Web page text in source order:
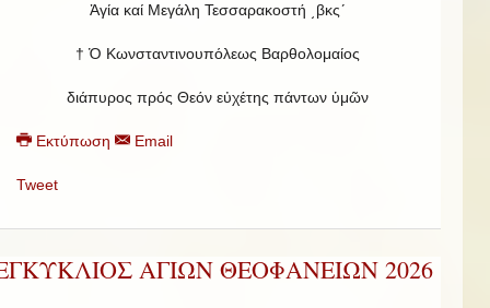
Ἁγία καί Μεγάλη Τεσσαρακοστή ͵βκςʹ
† Ὁ Κωνσταντινουπόλεως Βαρθολομαίος
διάπυρος πρός Θεόν εὐχέτης πάντων ὑμῶν
Εκτύπωση Email
Tweet
ΑΓΙΩΝ ΘΕΟΦΑΝΕΙΩΝ 2026